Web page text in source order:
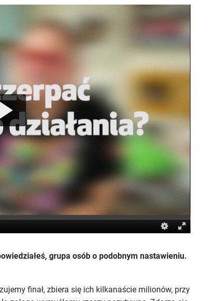
grupa osób o podobnym nastawieniu.
finał, zbiera się ich kilkanaście milionów, przy